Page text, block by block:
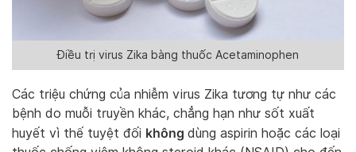
Điều trị virus Zika bàng thuốc Acetaminophen
Các triệu chứng của nhiễm virus Zika tương tự như các
bệnh do muỗi truyền khác, chẳng hạn như sốt xuất
huyết vì thế tuyệt đối không dùng aspirin hoặc các loại